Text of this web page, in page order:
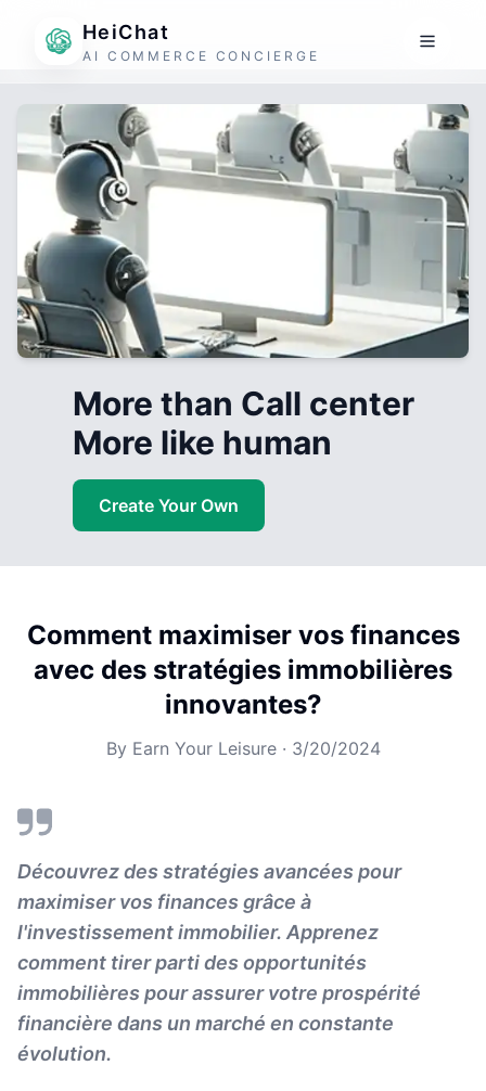
HeiChat
AI COMMERCE CONCIERGE
More than Call center
More like human
Create Your Own
Comment maximiser vos finances
avec des stratégies immobilières
innovantes?
By Earn Your Leisure· 3/20/2024
Découvrez des stratégies avancées pour
maximiser vos finances grâce à
l'investissement immobilier. Apprenez
comment tirer parti des opportunités
immobilières pour assurer votre prospérité
financière dans un marché en constante
évolution.